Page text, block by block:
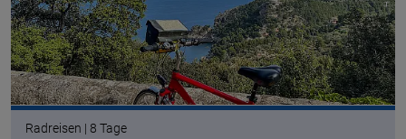
Radreisen | 8 Tage